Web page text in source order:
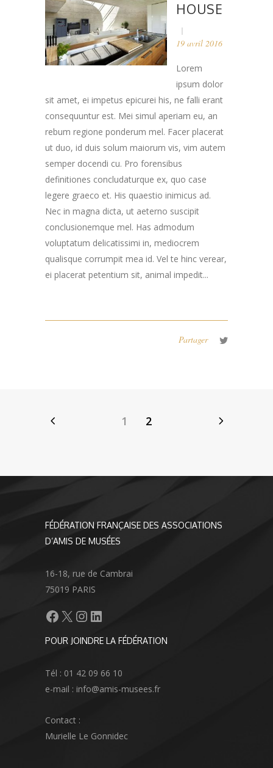
HOUSE
19 avril 2016
Lorem
ipsum dolor
sit amet, ei impetus epicurei his, ne falli erant
consequuntur est. Mei simul aperiam eu, an
rebum regione ponderum mel. Facer placerat
ut duo, id duis solum maiorum vis, vim autem
semper docendi cu. Pro forensibus
definitiones concludaturque ex, quo case
legere graeco et. His quaestio inimicus ad.
Nec in magna dicta, ut aeterno suscipit
conclusionemque mel. Has admodum
voluptatum delicatissimi in, mediocrem
qualisque corrumpit mea id. Vel te hinc verear,
ei placerat petentium sit, animal impedit...
Partager
1 2
FÉDÉRATION FRANÇAISE DES ASSOCIATIONS
D’AMIS DE MUSÉES
16-18, rue de Cambrai
75019 PARIS
Facebook
X Instagram
LinkedIn
POUR JOINDRE LA FÉDÉRATION
Tél : 01 42 09 66 10
e-mail : info@amis-musees.fr
Contact :
Murielle Le Gonnidec